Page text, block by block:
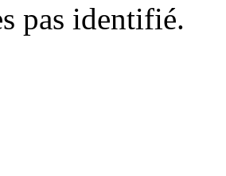
pas identifié.